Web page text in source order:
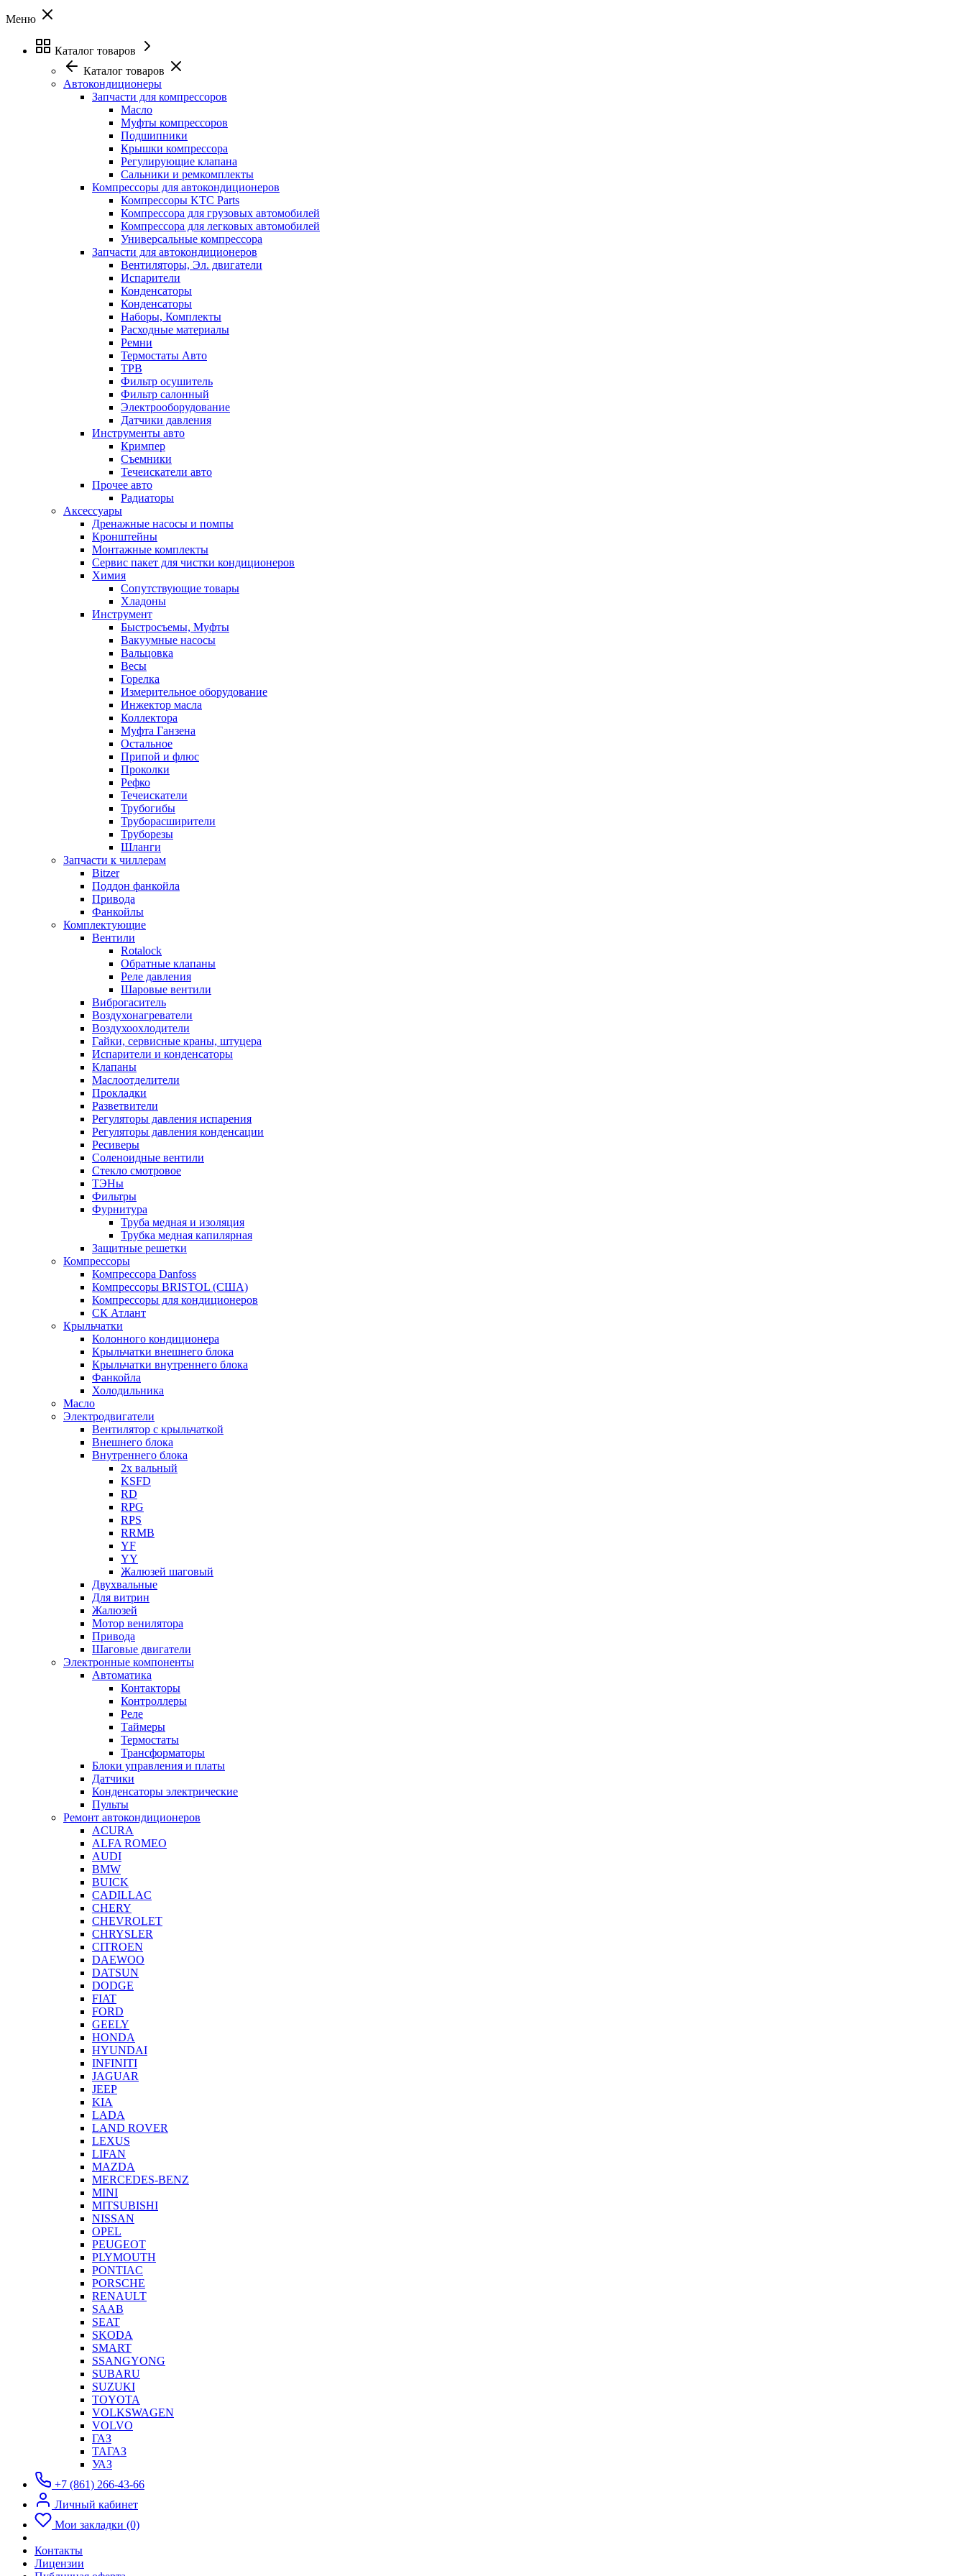
Меню
Каталог товаров
Каталог товаров
Автокондиционеры
Запчасти для компрессоров
Масло
Муфты компрессоров
Подшипники
Крышки компрессора
Регулирующие клапана
Сальники и ремкомплекты
Компрессоры для автокондиционеров
Компрессоры KTC Parts
Компрессора для грузовых автомобилей
Компрессора для легковых автомобилей
Универсальные компрессора
Запчасти для автокондиционеров
Вентиляторы, Эл. двигатели
Испарители
Конденсаторы
Конденсаторы
Наборы, Комплекты
Расходные материалы
Ремни
Термостаты Авто
ТРВ
Фильтр осушитель
Фильтр салонный
Электрооборудование
Датчики давления
Инструменты авто
Кримпер
Съемники
Течеискатели авто
Прочее авто
Радиаторы
Аксессуары
Дренажные насосы и помпы
Кронштейны
Монтажные комплекты
Сервис пакет для чистки кондиционеров
Химия
Сопутствующие товары
Хладоны
Инструмент
Быстросъемы, Муфты
Вакуумные насосы
Вальцовка
Весы
Горелка
Измерительное оборудование
Инжектор масла
Коллектора
Муфта Ганзена
Остальное
Припой и флюс
Проколки
Рефко
Течеискатели
Трубогибы
Труборасширители
Труборезы
Шланги
Запчасти к чиллерам
Bitzer
Поддон фанкойла
Привода
Фанкойлы
Комплектующие
Вентили
Rotalock
Обратные клапаны
Реле давления
Шаровые вентили
Виброгаситель
Воздухонагреватели
Воздухоохлодители
Гайки, сервисные краны, штуцера
Испарители и конденсаторы
Клапаны
Маслоотделители
Прокладки
Разветвители
Регуляторы давления испарения
Регуляторы давления конденсации
Ресиверы
Соленоидные вентили
Стекло смотровое
ТЭНы
Фильтры
Фурнитура
Труба медная и изоляция
Трубка медная капилярная
Защитные решетки
Компрессоры
Компрессора Danfoss
Компрессоры BRISTOL (США)
Компрессоры для кондиционеров
СК Атлант
Крыльчатки
Колонного кондиционера
Крыльчатки внешнего блока
Крыльчатки внутреннего блока
Фанкойла
Холодильника
Масло
Электродвигатели
Вентилятор с крыльчаткой
Внешнего блока
Внутреннего блока
2х вальный
KSFD
RD
RPG
RPS
RRMB
YF
YY
Жалюзей шаговый
Двухвальные
Для витрин
Жалюзей
Мотор венилятора
Привода
Шаговые двигатели
Электронные компоненты
Автоматика
Контакторы
Контроллеры
Реле
Таймеры
Термостаты
Трансформаторы
Блоки управления и платы
Датчики
Конденсаторы электрические
Пульты
Ремонт автокондиционеров
ACURA
ALFA ROMEO
AUDI
BMW
BUICK
CADILLAC
CHERY
CHEVROLET
CHRYSLER
CITROEN
DAEWOO
DATSUN
DODGE
FIAT
FORD
GEELY
HONDA
HYUNDAI
INFINITI
JAGUAR
JEEP
KIA
LADA
LAND ROVER
LEXUS
LIFAN
MAZDA
MERCEDES-BENZ
MINI
MITSUBISHI
NISSAN
OPEL
PEUGEOT
PLYMOUTH
PONTIAC
PORSCHE
RENAULT
SAAB
SEAT
SKODA
SMART
SSANGYONG
SUBARU
SUZUKI
TOYOTA
VOLKSWAGEN
VOLVO
ГАЗ
ТАГАЗ
УАЗ
+7 (861) 266-43-66
Личный кабинет
Мои закладки (0)
Контакты
Лицензии